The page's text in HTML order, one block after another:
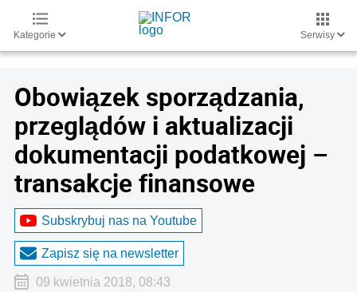
Kategorie Serwisy
Obowiązek sporządzania,
przeglądów i aktualizacji
dokumentacji podatkowej –
transakcje finansowe
Subskrybuj nas na Youtube
Zapisz się na newsletter
09 kwietnia 2018, 08:43